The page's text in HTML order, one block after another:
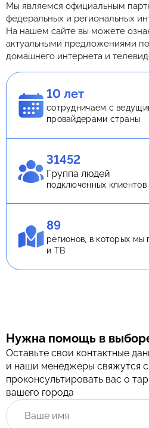
Мы являемся официальным
федеральных и региональных
На нашем сайте вы можете
актуальными предложениями
домашнего интернета и
10 лет
сотрудничаем с
провайдерами страны
31452
Группа людей
подключённых
89
регионов, в которых
и ТВ
Нужна помощь в
Оставьте свои контактные
и наши менеджеры свяжутся
проконсультировать вас о
вашего города